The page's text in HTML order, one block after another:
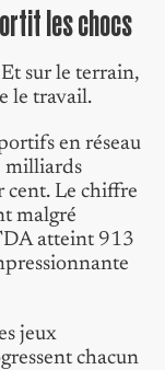
les chocs
sur le terrain,
le travail.
en réseau
milliards
cent. Le chiffre
malgré
atteint 913
jeux
chacun